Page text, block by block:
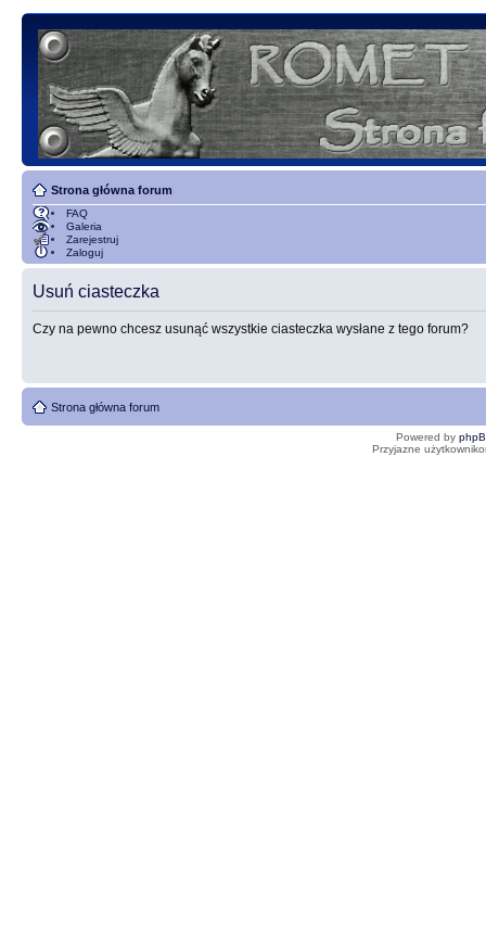
Strona główna forum
FAQ
Galeria
Zarejestruj
Zaloguj
Usuń ciasteczka
Czy na pewno chcesz usunąć wszystkie ciasteczka wysłane z tego forum?
Strona główna forum
Powered by
Przyjazne